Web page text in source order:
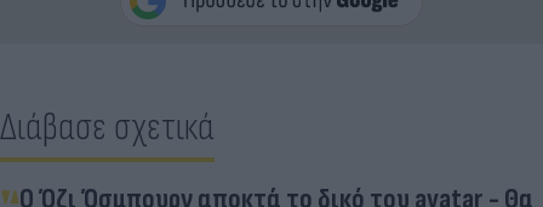
Διάβασε σχετικά
Ο Όζι Όσμπουρν αποκτά το δικό του avatar - Θα